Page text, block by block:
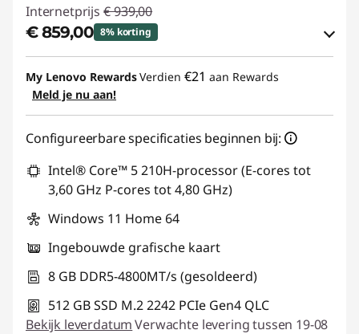
Internetprijs € 939,00
€ 859,00 8% korting
eCoupon-besparingen :-€ 80,00
eCoupon gebruiken :
My Lenovo RewardsVerdien €21 aan Rewards
Meld je nu aan!
Configureerbare specificaties beginnen bij:
Intel® Core™ 5 210H-processor (E-cores tot
3,60 GHz P-cores tot 4,80 GHz)
Windows 11 Home 64
Ingebouwde grafische kaart
8 GB DDR5-4800MT/s (gesoldeerd)
512 GB SSD M.2 2242 PCIe Gen4 QLC
Bekijk leverdatumVerwachte levering tussen 19-08